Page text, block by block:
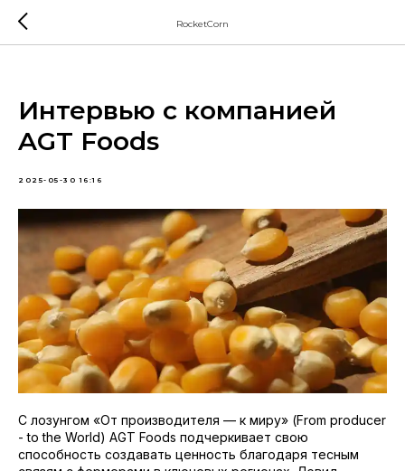
RocketCorn
Интервью с компанией
AGT Foods
2025-05-30 16:16
С лозунгом «От производителя — к миру» (From producer
- to the World) AGT Foods подчеркивает свою
способность создавать ценность благодаря тесным